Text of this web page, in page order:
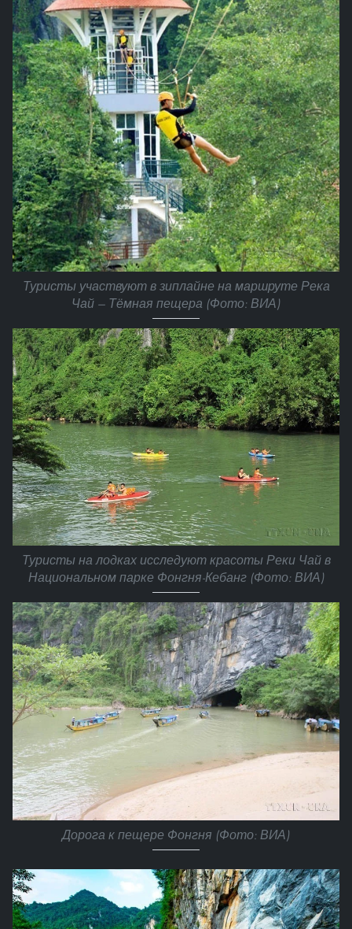
Туристы участвуют в зиплайне на маршруте Река
Чай — Тёмная пещера (Фото: ВИА)
Туристы на лодках исследуют красоты Реки Чай в
Национальном парке Фонгня-Кебанг (Фото: ВИА)
Дорога к пещере Фонгня (Фото: ВИА)